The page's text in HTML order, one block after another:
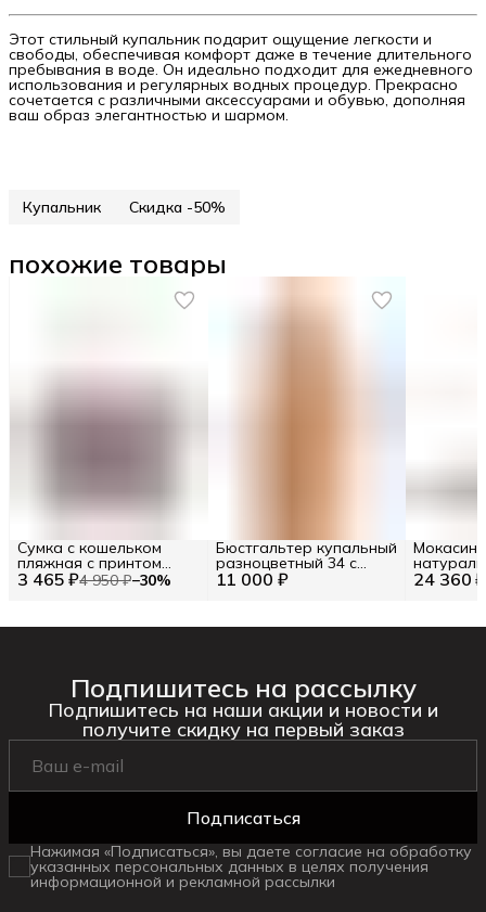
Этот стильный купальник подарит ощущение легкости и
свободы, обеспечивая комфорт даже в течение длительного
пребывания в воде. Он идеально подходит для ежедневного
использования и регулярных водных процедур. Прекрасно
сочетается с различными аксессуарами и обувью, дополняя
ваш образ элегантностью и шармом.
Купальник Скидка -50%
похожие товары
3 465 ₽4 950 ₽−30%
Сумка с кошельком
пляжная с принтом
цветные полосы (86102) 11 000 ₽
Бюстгальтер купальный
разноцветный 34 с
принтом треугольный 24 360 ₽
RU 42.5 /
Подпишитесь на рассылку
Подпишитесь на наши акции и новости и
получите скидку на первый заказ
Подписаться
Нажимая «Подписаться», вы даете согласие на обработку
указанных персональных данных в целях получения
информационной и рекламной рассылки